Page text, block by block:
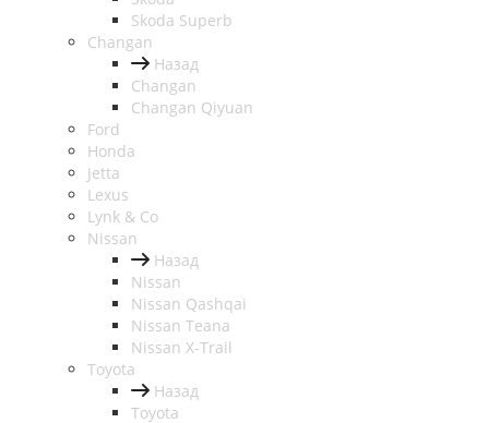
Skoda Superb
Changan
Назад
Changan
Changan Qiyuan
Ford
Honda
Jetta
Lexus
Lynk & Co
Nissan
Назад
Nissan
Nissan Qashqai
Nissan Teana
Nissan X-Trail
Toyota
Назад
Toyota